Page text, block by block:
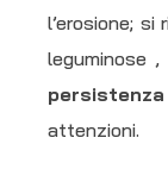
l’erosione; si
leguminose ,
persistenza
attenzioni.